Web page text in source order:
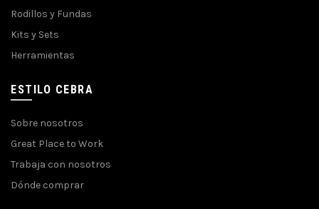
Rodillos y Fundas
Kits y Sets
Herramientas
ESTILO CEBRA
Sobre nosotros
Great Place to Work
Trabaja con nosotros
Dónde comprar